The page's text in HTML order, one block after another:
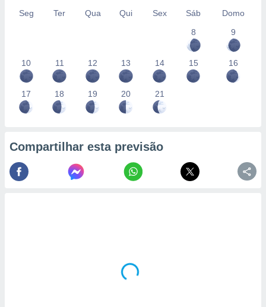
Seg Ter Qua Qui Sex Sáb
Domo
8
9
10 11 12 13 14 15 16
17 18 19 20 21
Compartilhar esta previsão